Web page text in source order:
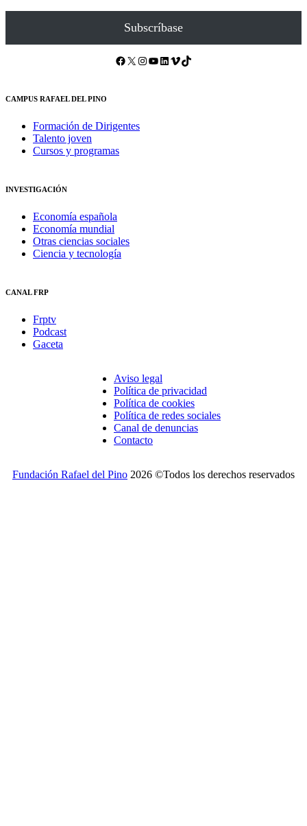
Subscríbase
Facebook X Instagram YouTube LinkedIn Vimeo TikTok
CAMPUS RAFAEL DEL PINO
Formación de Dirigentes
Talento joven
Cursos y programas
INVESTIGACIÓN
Economía española
Economía mundial
Otras ciencias sociales
Ciencia y tecnología
CANAL FRP
Frptv
Podcast
Gaceta
Aviso legal
Política de privacidad
Política de cookies
Política de redes sociales
Canal de denuncias
Contacto
Fundación Rafael del Pino 2026 ©Todos los derechos reservados